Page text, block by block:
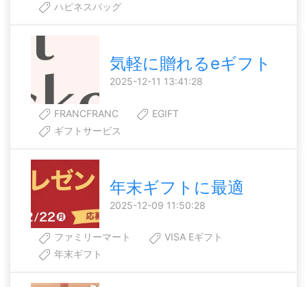
ハピネスバッグ
気軽に贈れるeギフト
2025-12-11 13:41:28
FRANCFRANC
EGIFT
ギフトサービス
年末ギフトに最適
2025-12-09 11:50:28
ファミリーマート
VISA Eギフト
年末ギフト